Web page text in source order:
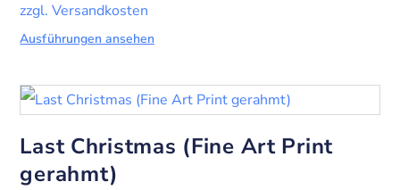
zzgl. Versandkosten
Ausführungen ansehen
Last Christmas (Fine Art Print
gerahmt)